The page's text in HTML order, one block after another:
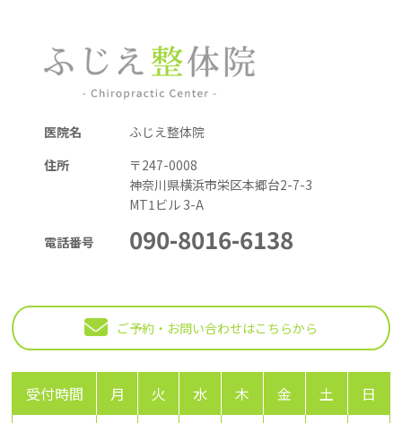
医院名
ふじえ整体院
住所
〒247-0008
神奈川県横浜市栄区本郷台2-7-3
MT1ビル 3-A
電話番号 090-8016-6138
ご予約・お問い合わせはこちらから
受付時間 月 火 水 木 金 土 日